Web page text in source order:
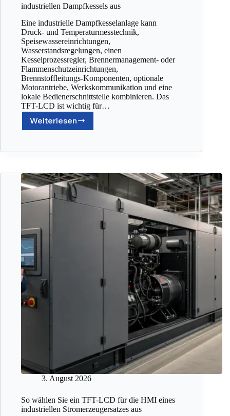
industriellen Dampfkessels aus
Eine industrielle Dampfkesselanlage kann
Druck- und Temperaturmesstechnik,
Speisewassereinrichtungen,
Wasserstandsregelungen, einen
Kesselprozessregler, Brennermanagement- oder
Flammenschutzeinrichtungen,
Brennstoffleitungs-Komponenten, optionale
Motorantriebe, Werkskommunikation und eine
lokale Bedienerschnittstelle kombinieren. Das
TFT-LCD ist wichtig für…
Weiterlesen
3. August 2026
So wählen Sie ein TFT-LCD für die HMI eines
industriellen Stromerzeugersatzes aus